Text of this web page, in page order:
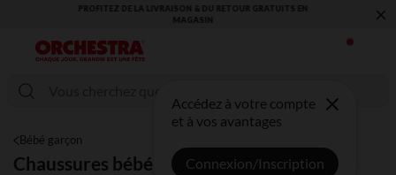
VOUS ALLEZ ADORER LA RENTRÉE ! DÉCOUVREZ LA NOUVELLE
COLLECTION !
×
Accédez à votre compte
et à vos avantages
Connexion/Inscription
Bébé garçon
Chaussures bébé garçon